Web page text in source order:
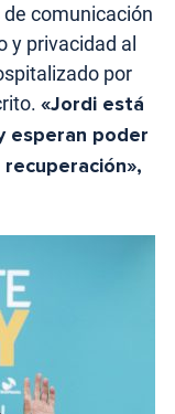
de comunicación
y privacidad al
por
«Jordi está
esperan poder